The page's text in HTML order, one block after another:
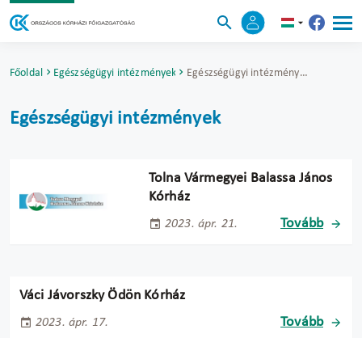
Főoldal Egészségügyi intézmények Egészségügyi intézmények
Egészségügyi intézmények
Tolna Vármegyei Balassa János
Kórház
2023. ápr. 21. Tovább
Váci Jávorszky Ödön Kórház
2023. ápr. 17. Tovább